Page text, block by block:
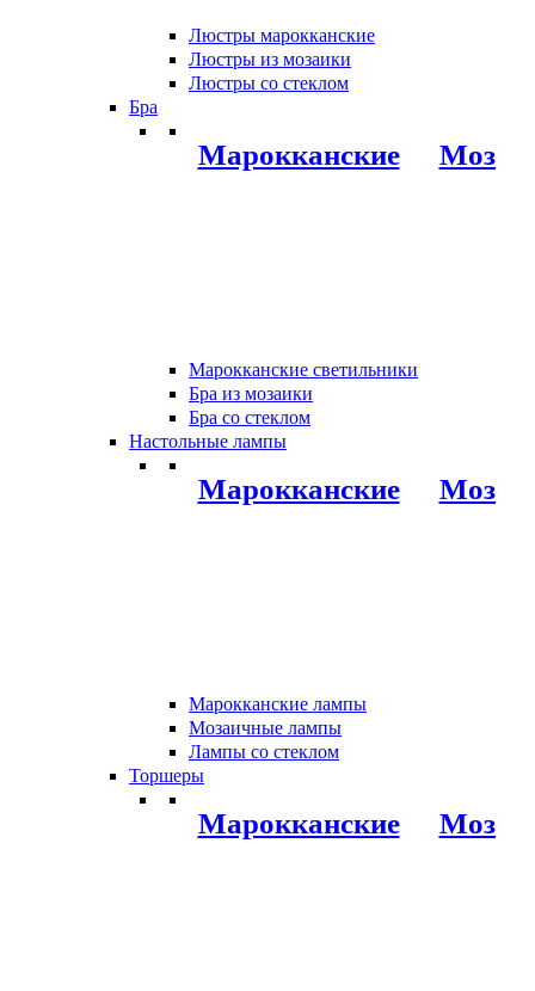
Люстры марокканские
Люстры из мозаики
Люстры со стеклом
Бра
Марокканские
Марокканские светильники
Бра из мозаики
Бра со стеклом
Настольные лампы
Марокканские
Марокканские лампы
Мозаичные лампы
Лампы со стеклом
Торшеры
Марокканские